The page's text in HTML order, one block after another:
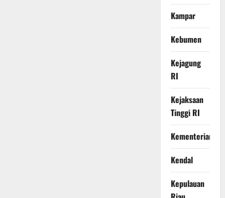
Kampar
Kebumen
Kejagung
RI
Kejaksaan
Tinggi RI
Kementerian
Kendal
Kepulauan